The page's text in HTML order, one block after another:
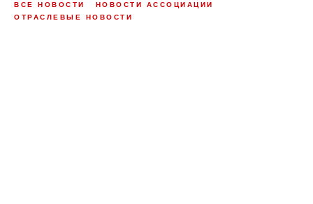
ВСЕ НОВОСТИ
НОВОСТИ АССОЦИАЦИИ
ОТРАСЛЕВЫЕ НОВОСТИ